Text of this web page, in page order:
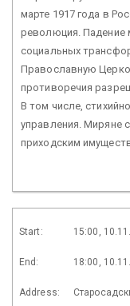
марте 1917 года в
революция. Падение
социальных
Православную
противоречия
В том числе,
управления. Миряне
приходским
Start: 15:00,
End: 18:00,
Address: